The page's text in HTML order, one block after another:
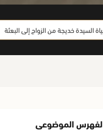
خديجة من الزواج إلى البعثة
الموضوعي